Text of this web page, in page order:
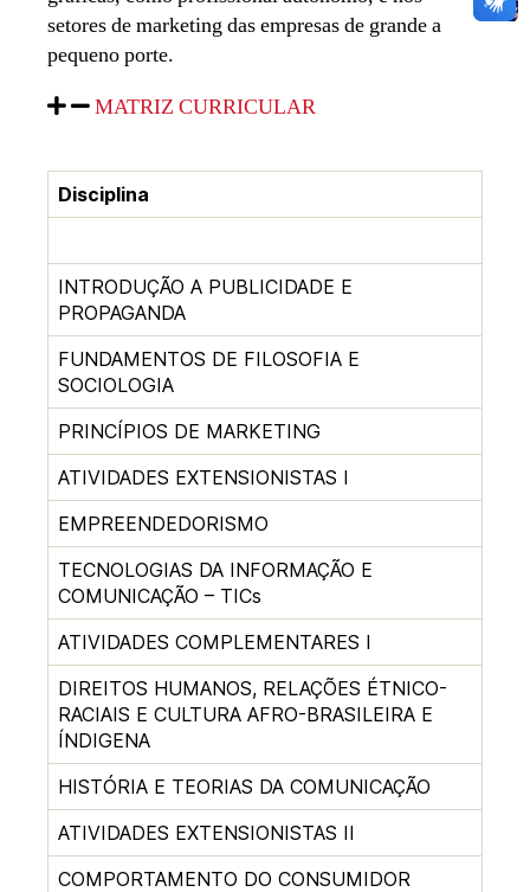
setores de marketing das empresas de grande a
pequeno porte.
MATRIZ CURRICULAR
Disciplina
INTRODUÇÃO A PUBLICIDADE E
PROPAGANDA
FUNDAMENTOS DE FILOSOFIA E
SOCIOLOGIA
PRINCÍPIOS DE MARKETING
ATIVIDADES EXTENSIONISTAS I
EMPREENDEDORISMO
TECNOLOGIAS DA INFORMAÇÃO E
COMUNICAÇÃO – TICs
ATIVIDADES COMPLEMENTARES I
DIREITOS HUMANOS, RELAÇÕES ÉTNICO-
RACIAIS E CULTURA AFRO-BRASILEIRA E
ÍNDIGENA
HISTÓRIA E TEORIAS DA COMUNICAÇÃO
ATIVIDADES EXTENSIONISTAS II
COMPORTAMENTO DO CONSUMIDOR